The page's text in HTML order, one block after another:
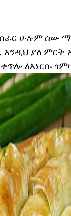
ሁሉም ሰው
እንዲህ ያለ
ለእነርሱ